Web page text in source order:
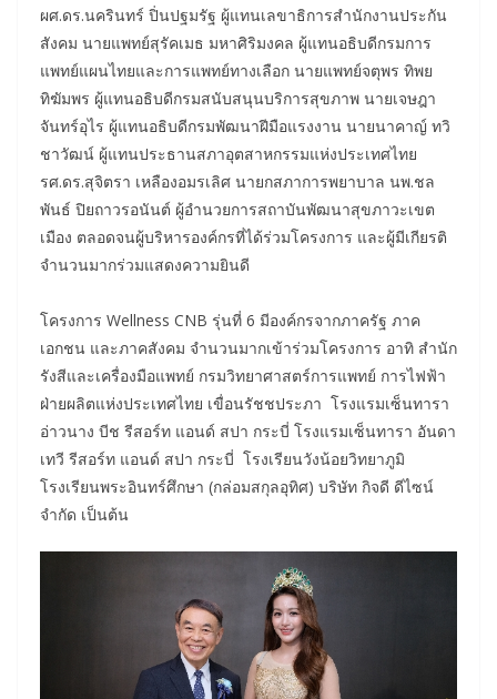
ผศ.ดร.นครินทร์ ปิ่นปฐมรัฐ ผู้แทนเลขาธิการสำนักงานประกัน
สังคม นายแพทย์สุรัคเมธ มหาศิริมงคล ผู้แทนอธิบดีกรมการ
แพทย์แผนไทยและการแพทย์ทางเลือก นายแพทย์จตุพร ทิพย
ทิฆัมพร ผู้แทนอธิบดีกรมสนับสนุนบริการสุขภาพ นายเจษฎา
จันทร์อุไร ผู้แทนอธิบดีกรมพัฒนาฝีมือแรงงาน นายนาคาญ์ ทวิ
ชาวัฒน์ ผู้แทนประธานสภาอุตสาหกรรมแห่งประเทศไทย
รศ.ดร.สุจิตรา เหลืองอมรเลิศ นายกสภาการพยาบาล นพ.ชล
พันธ์ ปิยถาวรอนันต์ ผู้อำนวยการสถาบันพัฒนาสุขภาวะเขต
เมือง ตลอดจนผู้บริหารองค์กรที่ได้ร่วมโครงการ และผู้มีเกียรติ
จำนวนมากร่วมแสดงความยินดี
โครงการ Wellness CNB รุ่นที่ 6 มีองค์กรจากภาครัฐ ภาค
เอกชน และภาคสังคม จำนวนมากเข้าร่วมโครงการ อาทิ สำนัก
รังสีและเครื่องมือแพทย์ กรมวิทยาศาสตร์การแพทย์ การไฟฟ้า
ฝ่ายผลิตแห่งประเทศไทย เขื่อนรัชชประภา โรงแรมเซ็นทารา
อ่าวนาง บีช รีสอร์ท แอนด์ สปา กระบี่ โรงแรมเซ็นทารา อันดา
เทวี รีสอร์ท แอนด์ สปา กระบี่ โรงเรียนวังน้อยวิทยาภูมิ
โรงเรียนพระอินทร์ศึกษา (กล่อมสกุลอุทิศ) บริษัท กิจดี ดีไซน์
จำกัด เป็นต้น